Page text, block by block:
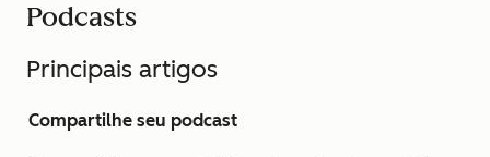
Podcasts
Principais artigos
Compartilhe seu podcast